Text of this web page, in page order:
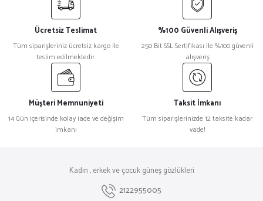
Ücretsiz Teslimat
Tüm siparişleriniz ücretsiz kargo ile
teslim edilmektedir.
%100 Güvenli Alışveriş
250 Bit SSL Sertifikası ile %100 güvenli
alışveriş
Müşteri Memnuniyeti
14 Gün içerisinde kolay iade ve değişim
imkanı
Taksit İmkanı
Tüm siparişlerinizde 12 taksite kadar
vade!
Kadın , erkek ve çocuk güneş gözlükleri
2122955005